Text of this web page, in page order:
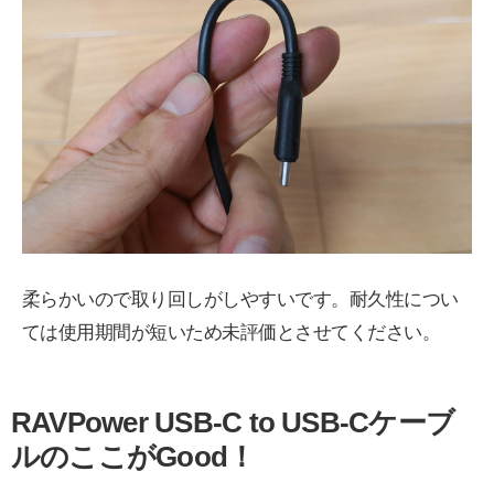
柔らかいので取り回しがしやすいです。耐久性につい
ては使用期間が短いため未評価とさせてください。
RAVPower USB-C to USB-Cケーブ
ルのここがGood！